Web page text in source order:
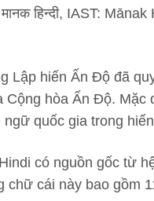
हिन्दी, IAST:
Lập hiến Ấn Độ đã
hòa Ấn Độ.
quốc gia trong
có nguồn gốc từ
cái này bao gồm